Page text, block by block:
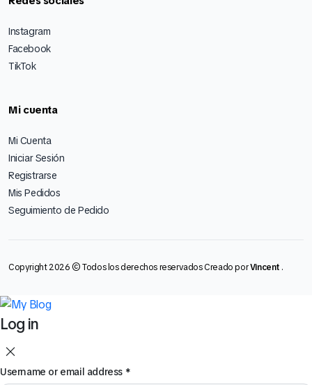
Instagram
Facebook
TikTok
Mi cuenta
Mi Cuenta
Iniciar Sesión
Registrarse
Mis Pedidos
Seguimiento de Pedido
Copyright 2026 © Todos los derechos reservados Creado porVincent .
Log in
Username or email address *